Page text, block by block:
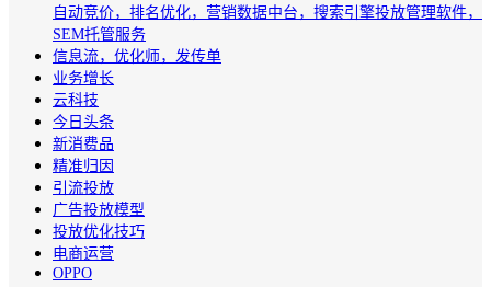
自动竞价，排名优化，营销数据中台，搜索引擎投放管理软件，
SEM托管服务
信息流，优化师，发传单
业务增长
云科技
今日头条
新消费品
精准归因
引流投放
广告投放模型
投放优化技巧
电商运营
OPPO